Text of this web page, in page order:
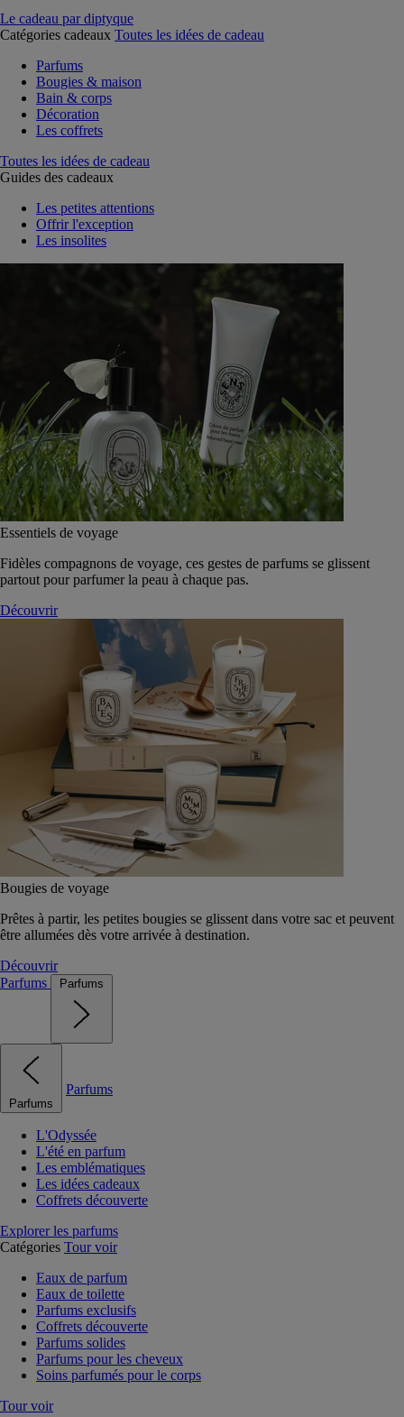
Le cadeau par diptyque
Catégories cadeaux Toutes les idées de cadeau
Parfums
Bougies & maison
Bain & corps
Décoration
Les coffrets
Toutes les idées de cadeau
Guides des cadeaux
Les petites attentions
Offrir l'exception
Les insolites
Essentiels de voyage
Fidèles compagnons de voyage, ces gestes de parfums se glissent
partout pour parfumer la peau à chaque pas.
Découvrir
Bougies de voyage
Prêtes à partir, les petites bougies se glissent dans votre sac et peuvent
être allumées dès votre arrivée à destination.
Découvrir
Parfums
Parfums
Parfums
Parfums
L'Odyssée
L'été en parfum
Les emblématiques
Les idées cadeaux
Coffrets découverte
Explorer les parfums
Catégories Tour voir
Eaux de parfum
Eaux de toilette
Parfums exclusifs
Coffrets découverte
Parfums solides
Parfums pour les cheveux
Soins parfumés pour le corps
Tour voir